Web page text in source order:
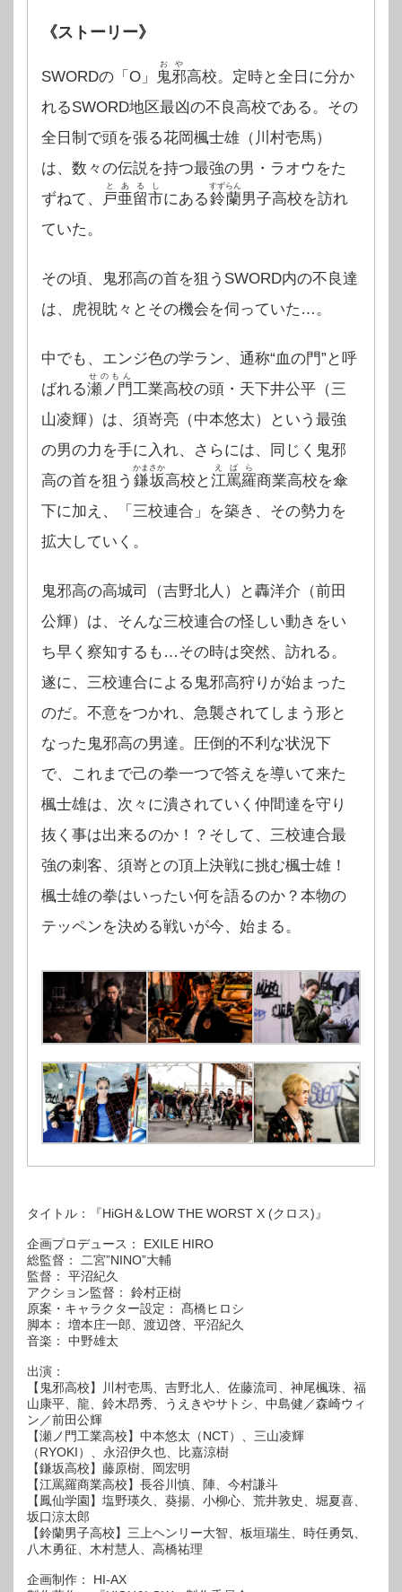
《ストーリー》
SWORDの「O」 鬼邪
おや
高校。定時と全日に分か
れるSWORD地区最凶の不良高校である。その
全日制で頭を張る花岡楓士雄（川村壱馬）
は、数々の伝説を持つ最強の男・ラオウをた
ずねて、
戸亜留市
とあるし
にある鈴蘭
すずらん
男子高校を訪れ
ていた。
その頃、鬼邪高の首を狙うSWORD内の不良達
は、虎視眈々とその機会を伺っていた…。
中でも、エンジ色の学ラン、通称“血の門”と呼
ばれる瀬ノ門
せのもん
工業高校の頭・天下井公平（三
山凌輝）は、須嵜亮（中本悠太）という最強
の男の力を手に入れ、さらには、同じく鬼邪
高の首を狙う 鎌坂
かまさか
高校と江罵羅
えばら
商業高校を傘
下に加え、「三校連合」を築き、その勢力を
拡大していく。
鬼邪高の高城司（吉野北人）と轟洋介（前田
公輝）は、そんな三校連合の怪しい動きをい
ち早く察知するも…その時は突然、訪れる。
遂に、三校連合による鬼邪高狩りが始まった
のだ。不意をつかれ、急襲されてしまう形と
なった鬼邪高の男達。圧倒的不利な状況下
で、これまで己の拳一つで答えを導いて来た
楓士雄は、次々に潰されていく仲間達を守り
抜く事は出来るのか！？そして、三校連合最
強の刺客、須嵜との頂上決戦に挑む楓士雄！
楓士雄の拳はいったい何を語るのか？本物の
テッペンを決める戦いが今、始まる。
タイトル：『HiGH＆LOW THE WORST X (クロス)』
企画プロデュース： EXILE HIRO
総監督： 二宮”NINO”大輔
監督： 平沼紀久
アクション監督： 鈴村正樹
原案・キャラクター設定： 髙橋ヒロシ
脚本： 増本庄一郎、渡辺啓、平沼紀久
音楽： 中野雄太
出演：
【鬼邪高校】川村壱馬、吉野北人、佐藤流司、神尾楓珠、福
山康平、龍、鈴木昂秀、うえきやサトシ、中島健／森崎ウィ
ン／前田公輝
【瀬ノ門工業高校】中本悠太（NCT）、三山凌輝
（RYOKI）、永沼伊久也、比嘉涼樹
【鎌坂高校】藤原樹、岡宏明
【江罵羅商業高校】長谷川慎、陣、今村謙斗
【鳳仙学園】塩野瑛久、葵揚、小柳心、荒井敦史、堀夏喜、
坂口涼太郎
【鈴蘭男子高校】三上ヘンリー大智、板垣瑞生、時任勇気、
八木勇征、木村慧人、高橋祐理
企画制作： HI-AX